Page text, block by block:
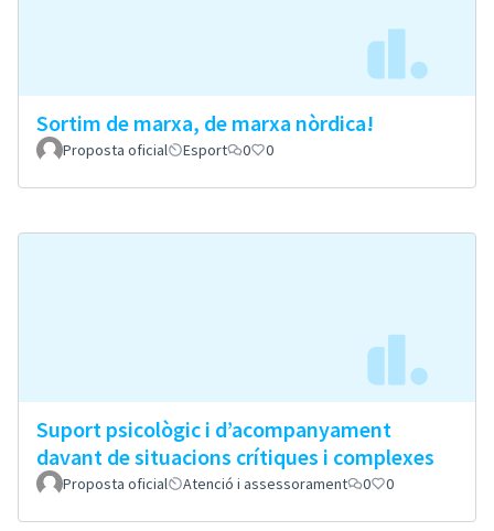
Sortim de marxa, de marxa nòrdica!
Proposta oficial Esport 0 0
Suport psicològic i d’acompanyament
davant de situacions crítiques i complexes
Proposta oficial Atenció i assessorament 0 0